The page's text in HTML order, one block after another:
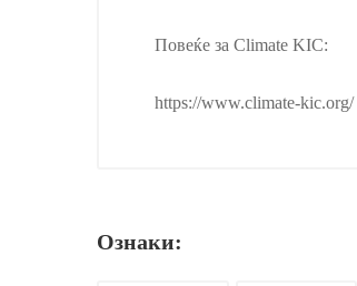
Повеќе за Climate KIC:
https://www.climate-kic.org/
Ознаки: